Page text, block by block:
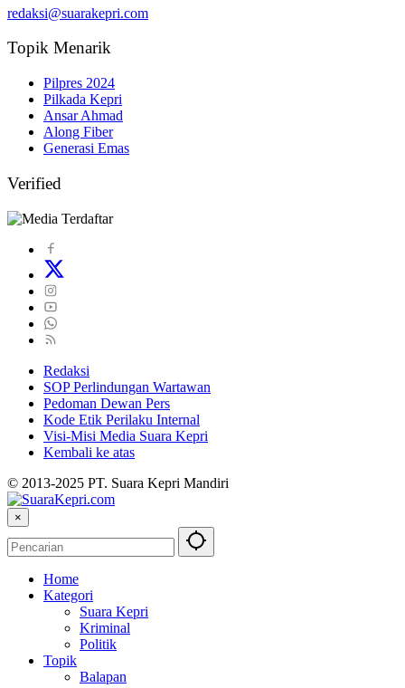
redaksi@suarakepri.com
Topik Menarik
Pilpres 2024
Pilkada Kepri
Ansar Ahmad
Along Fiber
Generasi Emas
Verified
Redaksi
SOP Perlindungan Wartawan
Pedoman Dewan Pers
Kode Etik Perilaku Internal
Visi-Misi Media Suara Kepri
Kembali ke atas
© 2013-2025 PT. Suara Kepri Mandiri
×
Home
Kategori
Suara Kepri
Kriminal
Politik
Topik
Balapan